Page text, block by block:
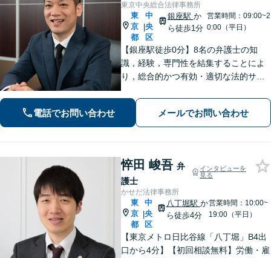
東京中央総合法律事務所
東
京
都
|
中
央
区
銀座駅 か
ら徒歩1分
営業時間：09:00~2
0:00（平日）
【銀座駅徒歩0分】8名の弁護士の知
識，経験，専門性を結集することによ
り，総合的かつ有効・適切な法的サー
可能】依頼者一人一人に対して、丁寧
な対応をさせて頂いております。【分
割／後払い対応】
電話でお問い合わせ メールでお問い合わせ
悴田 峻吾 弁
護士
インタビューを
見る
かせだ法律事務所
東
京
都
|
中
央
区
八丁堀駅 か
ら徒歩4分
営業時間：10:00~
19:00（平日）
【東京メトロ日比谷線「八丁堀」B4出
口から4分】【初回相談無料】労働・雇